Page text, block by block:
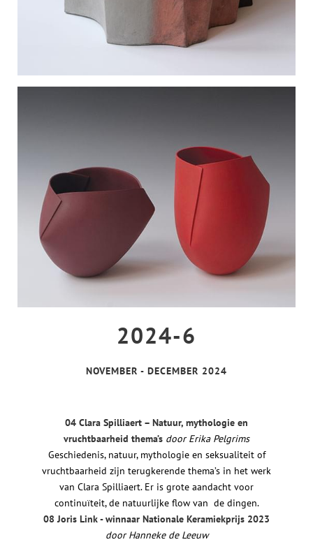
2024-6
NOVEMBER - DECEMBER 2024
04 Clara Spilliaert – Natuur, mythologie en
vruchtbaarheid thema’s door Erika Pelgrims
Geschiedenis, natuur, mythologie en seksualiteit of
vruchtbaarheid zijn terugkerende thema’s in het werk
van Clara Spilliaert. Er is grote aandacht voor
continuïteit, de natuurlijke flow van de dingen.
08 Joris Link - winnaar Nationale Keramiekprijs 2023
door Hanneke de Leeuw